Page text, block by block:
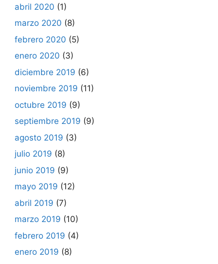
abril 2020 (1)
marzo 2020 (8)
febrero 2020 (5)
enero 2020 (3)
diciembre 2019 (6)
noviembre 2019 (11)
octubre 2019 (9)
septiembre 2019 (9)
agosto 2019 (3)
julio 2019 (8)
junio 2019 (9)
mayo 2019 (12)
abril 2019 (7)
marzo 2019 (10)
febrero 2019 (4)
enero 2019 (8)